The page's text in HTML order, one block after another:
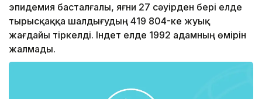
эпидемия басталғалы, яғни 27 сәуірден бері елде
тырысқаққа шалдығудың 419 804-ке жуық
жағдайы тіркелді. Індет елде 1992 адамның өмірін
жалмады.